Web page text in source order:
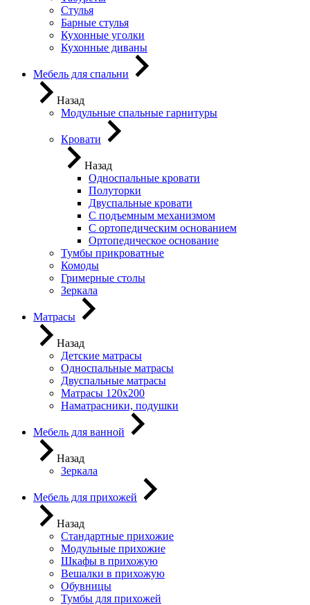
Стулья
Барные стулья
Кухонные уголки
Кухонные диваны
Мебель для спальни
Назад
Модульные спальные гарнитуры
Кровати
Назад
Односпальные кровати
Полуторки
Двуспальные кровати
С подъемным механизмом
С ортопедическим основанием
Ортопедическое основание
Тумбы прикроватные
Комоды
Гримерные столы
Зеркала
Матрасы
Назад
Детские матрасы
Односпальные матрасы
Двуспальные матрасы
Матрасы 120х200
Наматрасники, подушки
Мебель для ванной
Назад
Зеркала
Мебель для прихожей
Назад
Стандартные прихожие
Модульные прихожие
Шкафы в прихожую
Вешалки в прихожую
Обувницы
Тумбы для прихожей